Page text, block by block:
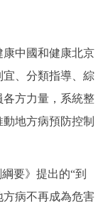
中國和健康北京
、分類指導、綜
方力量，系統整
地方病預防控制
要》提出的“到
方病不再成為危害